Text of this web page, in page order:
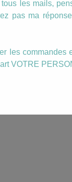
les mails,
pas ma
les commandes
VOTRE